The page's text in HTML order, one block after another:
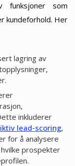
funksjoner som
kundeforhold. Her
lagring av
inkluderer
lead-scoring,
for å analysere
prospekter